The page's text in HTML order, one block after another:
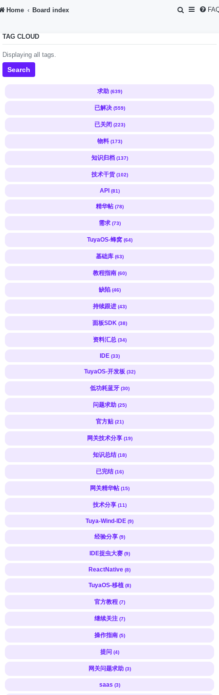
Home Board index
S
TAG CLOUD
Displaying all tags.
Search
求助 (639)
已解决 (559)
已关闭 (223)
物料 (173)
知识归档 (137)
技术干货 (102)
API (81)
精华帖 (78)
需求 (73)
TuyaOS-蜂窝 (64)
基础库 (63)
教程指南 (60)
缺陷 (46)
持续跟进 (43)
面板SDK (38)
资料汇总 (34)
IDE (33)
TuyaOS-开发板 (32)
低功耗蓝牙 (30)
问题求助 (25)
官方贴 (21)
网关技术分享 (19)
知识总结 (18)
已完结 (16)
网关精华帖 (15)
技术分享 (11)
Tuya-Wind-IDE (9)
经验分享 (9)
IDE捉虫大赛 (9)
ReactNative (8)
TuyaOS-移植 (8)
官方教程 (7)
继续关注 (7)
操作指南 (5)
提问 (4)
网关问题求助 (3)
saas (3)